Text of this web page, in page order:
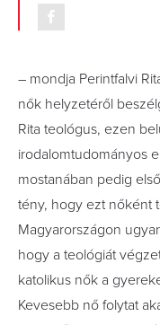
– mondja Perintfalvi
nők helyzetéről
Rita teológus, ezen
irodalomtudományos
mostanában pedig
tény, hogy ezt nőként
Magyarországon
hogy a teológiát
katolikus nők a
Kevesebb nő folytat